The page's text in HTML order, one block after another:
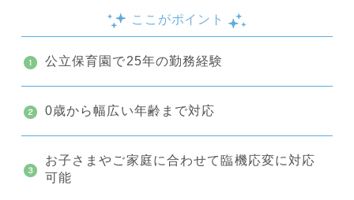
ここがポイント
公立保育園で25年の勤務経験
0歳から幅広い年齢まで対応
お子さまやご家庭に合わせて臨機応変に対応
可能